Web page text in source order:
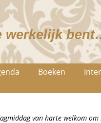
werkelijk
Boeken
van harte welkom